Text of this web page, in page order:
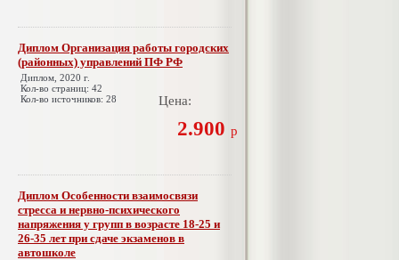
Диплом Организация работы городских
(районных) управлений ПФ РФ
Диплом, 2020 г.
Кол-во страниц: 42
Кол-во источников: 28
Цена:
2.900 р
Диплом Особенности взаимосвязи
стресса и нервно-психического
напряжения у групп в возрасте 18-25 и
26-35 лет при сдаче экзаменов в
автошколе